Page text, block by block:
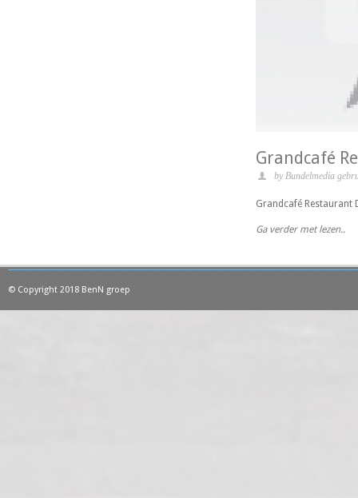
Grandcafé
by Bundelmedia
Grandcafé Restaurant
Ga verder met lezen..
© Copyright 2018 BenN groep